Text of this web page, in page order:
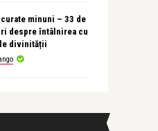
minuni – 33 de
despre întâlnirea cu
divinității